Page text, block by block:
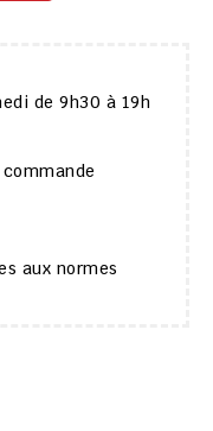
de 9h30 à 19h
aux normes